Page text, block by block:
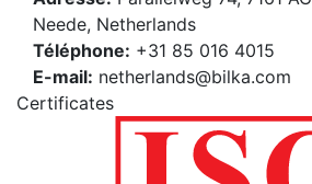
Neede, Netherlands
Téléphone: +31 85 016 4015
E-mail: netherlands@bilka.com
Certificates